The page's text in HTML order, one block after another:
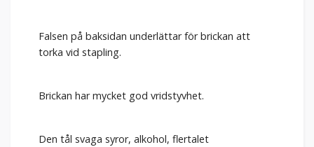
Falsen på baksidan underlättar för brickan att
torka vid stapling.
Brickan har mycket god vridstyvhet.
Den tål svaga syror, alkohol, flertalet